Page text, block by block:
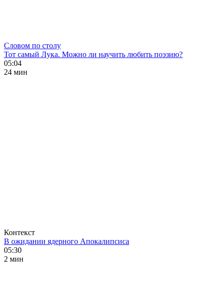
Словом по столу
Тот самый Лука. Можно ли научить любить поэзию?
05:04
24 мин
Контекст
В ожидании ядерного Апокалипсиса
05:30
2 мин